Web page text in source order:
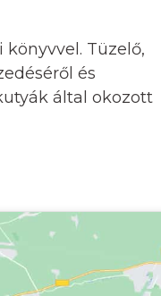
Tüzelő,
és
által okozott